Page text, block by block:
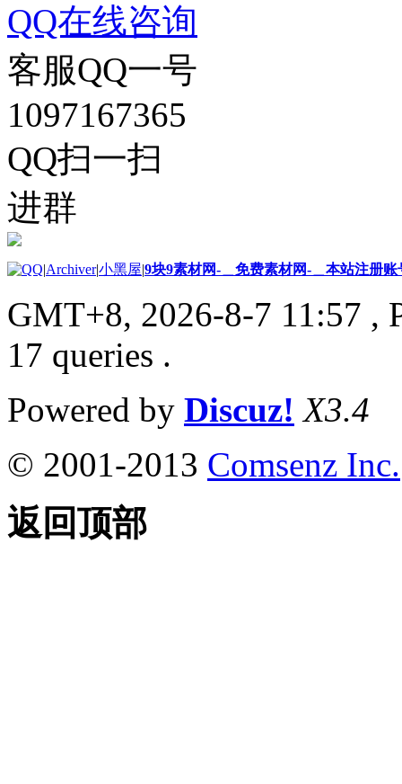
QQ在线咨询
客服QQ一号
1097167365
QQ扫一扫
进群
|Archiver|小黑屋|9块9素材网-＿免费素材网-＿本站注册账
GMT+8, 2026-8-7 11:57 ,
17 queries .
Powered by Discuz! X3.4
© 2001-2013 Comsenz Inc.
返回顶部